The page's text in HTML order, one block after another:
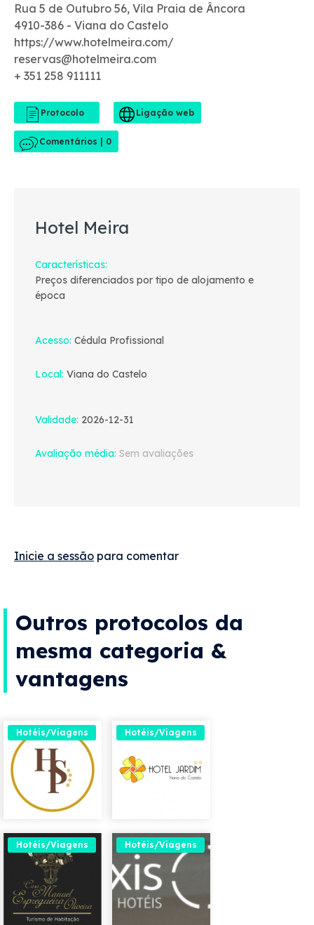
Rua 5 de Outubro 56, Vila Praia de Âncora
4910-386 - Viana do Castelo
https://www.hotelmeira.com/
reservas@hotelmeira.com
+ 351 258 911111
Comentários | 0
Hotel Meira
Características
Preços diferenciados por tipo de alojamento e
época
Acesso Cédula Profissional
Local Viana do Castelo
Validade 2026-12-31
Avaliação média Sem avaliações
Inicie a sessão para comentar
Outros protocolos da
mesma categoria &
vantagens
Hotéis/Viagens Hotéis/Viagens
Hotéis/Viagens Hotéis/Viagens